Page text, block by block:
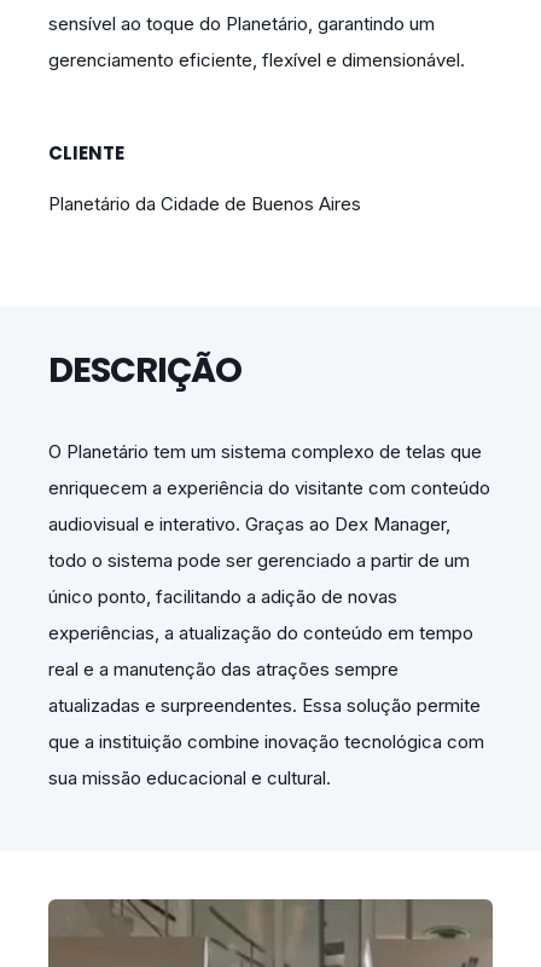
sensível ao toque do Planetário, garantindo um
gerenciamento eficiente, flexível e dimensionável.
CLIENTE
Planetário da Cidade de Buenos Aires
DESCRIÇÃO
O Planetário tem um sistema complexo de telas que
enriquecem a experiência do visitante com conteúdo
audiovisual e interativo. Graças ao Dex Manager,
todo o sistema pode ser gerenciado a partir de um
único ponto, facilitando a adição de novas
experiências, a atualização do conteúdo em tempo
real e a manutenção das atrações sempre
atualizadas e surpreendentes. Essa solução permite
que a instituição combine inovação tecnológica com
sua missão educacional e cultural.